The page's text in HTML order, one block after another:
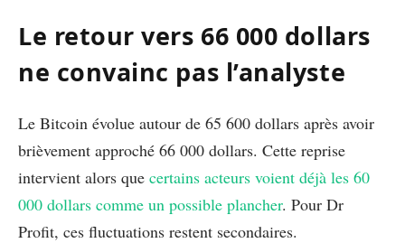
Le retour vers 66 000 dollars
ne convainc pas l’analyste
Le Bitcoin évolue autour de 65 600 dollars après avoir
brièvement approché 66 000 dollars. Cette reprise
intervient alors que certains acteurs voient déjà les 60
000 dollars comme un possible plancher. Pour Dr
Profit, ces fluctuations restent secondaires.